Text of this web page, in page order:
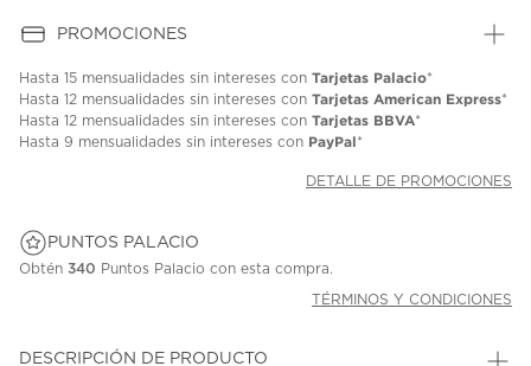
PROMOCIONES
Hasta 15 mensualidades sin intereses con Tarjetas Palacio*
Hasta 12 mensualidades sin intereses con Tarjetas American Express*
Hasta 12 mensualidades sin intereses con Tarjetas BBVA*
Hasta 9 mensualidades sin intereses con PayPal*
DETALLE DE PROMOCIONES
PUNTOS PALACIO
Obtén 340 Puntos Palacio con esta compra.
TÉRMINOS Y CONDICIONES
DESCRIPCIÓN DE PRODUCTO